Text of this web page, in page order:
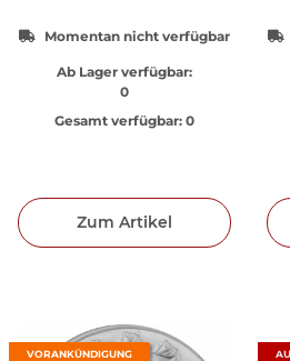
Momentan nicht verfügbar
Ab Lager verfügbar:
0
Gesamt verfügbar: 0
Zum Artikel
VORANKÜNDIGUNG